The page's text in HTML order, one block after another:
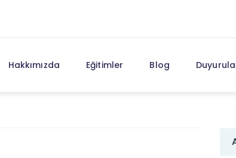
Hakkımızda Eğitimler Blog